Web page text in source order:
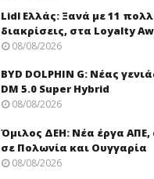
Lidl Ελλάς: Ξανά με 11
διακρίσεις, στα Loyalty
08/08/2026
BYD DOLPHIN G: Νέας
DM 5.0 Super Hybrid
08/08/2026
Όμιλος ΔΕΗ: Νέα έργα ΑΠΕ,
σε Πολωνία και Ουγγαρία
08/08/2026